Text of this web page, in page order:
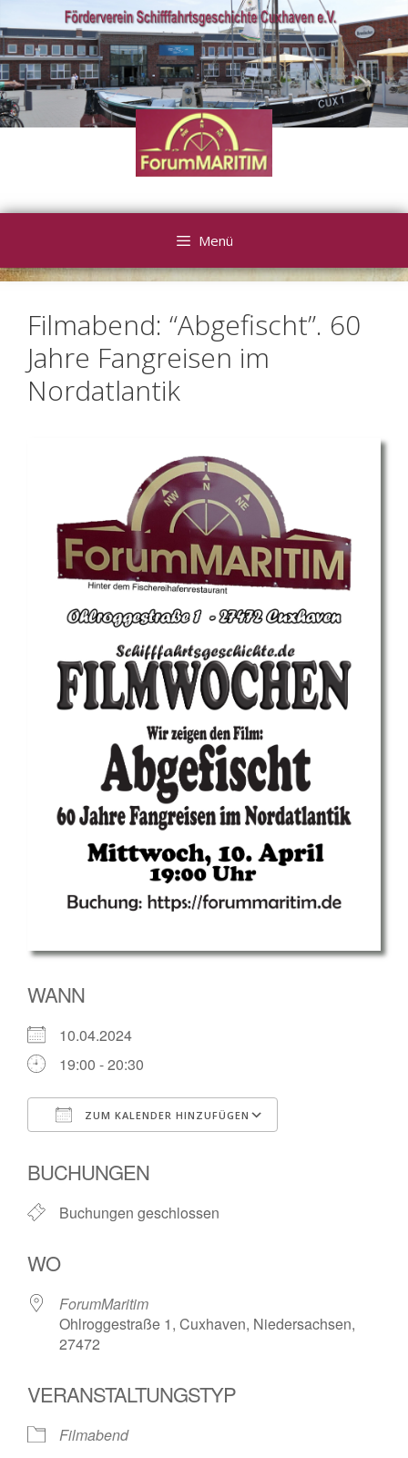
Inhalt
springen
Menü
Filmabend: “Abgefischt”. 60
Jahre Fangreisen im
Nordatlantik
WANN
10.04.2024
19:00 - 20:30
ZUM KALENDER HINZUFÜGEN
BUCHUNGEN
Buchungen geschlossen
WO
ForumMaritim
Ohlroggestraße 1, Cuxhaven, Niedersachsen,
27472
VERANSTALTUNGSTYP
Filmabend